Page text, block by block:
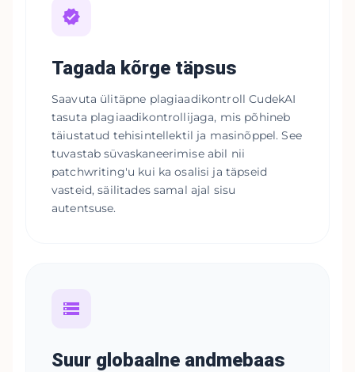
Tagada kõrge täpsus
Saavuta ülitäpne plagiaadikontroll CudekAI
tasuta plagiaadikontrollijaga, mis põhineb
täiustatud tehisintellektil ja masinõppel. See
tuvastab süvaskaneerimise abil nii
patchwriting'u kui ka osalisi ja täpseid
vasteid, säilitades samal ajal sisu
autentsuse.
Suur globaalne andmebaas